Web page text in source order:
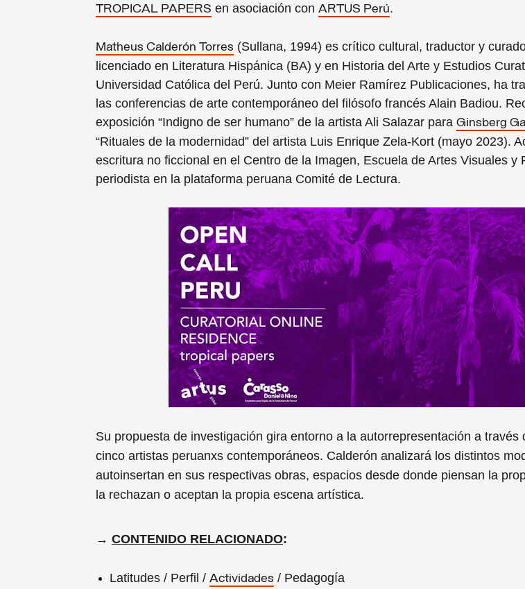
TROPICAL PAPERS en asociación con ARTUS Perú.
Matheus Calderón Torres (Sullana, 1994) es crítico cultural, traductor y
licenciado en Literatura Hispánica (BA) y en Historia del Arte y Estudios
Universidad Católica del Perú. Junto con Meier Ramírez Publicaciones, ha
las conferencias de arte contemporáneo del filósofo francés Alain Badiou.
exposición “Indigno de ser humano” de la artista Ali Salazar para Ginsberg
“Rituales de la modernidad” del artista Luis Enrique Zela-Kort (mayo 2023).
escritura no ficcional en el Centro de la Imagen, Escuela de Artes Visuales y
periodista en la plataforma peruana Comité de Lectura.
Su propuesta de investigación gira entorno a la autorrepresentación a
cinco artistas peruanxs contemporáneos. Calderón analizará los distintos
autoinsertan en sus respectivas obras, espacios desde donde piensan la
la rechazan o aceptan la propia escena artística.
→ CONTENIDO RELACIONADO:
Latitudes / Perfil / Actividades / Pedagogía